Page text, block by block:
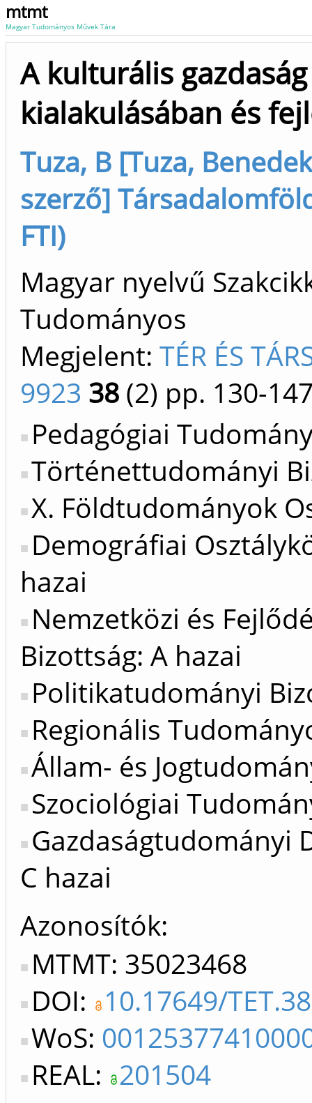
mtmt
Magyar Tudományos Művek Tára
A kulturális
kialakulásában és
Tuza, B [Tuza,
szerző]
FTI)
Magyar nyelvű
Tudományos
Megjelent: TÉR ÉS
9923 38 (2) pp. 130-
Pedagógiai
Történettudományi
X. Földtudományok
Demográfiai
hazai
Nemzetközi és
Bizottság: A hazai
Politikatudományi
Regionális
Állam- és
Szociológiai
Gazdaságtudományi
C hazai
Azonosítók
MTMT: 35023468
DOI: 10.17649/
WoS:
REAL: 201504